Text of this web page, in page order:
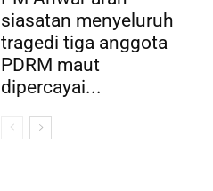
siasatan menyeluruh
tragedi tiga anggota
PDRM maut
dipercayai...